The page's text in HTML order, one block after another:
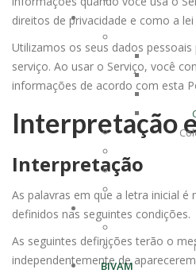
BIVAM
direitos de privacidade e como a
Utilizamos os seus dados
serviço. Ao usar o Serviço, você
informações de acordo com esta
Interpretação
Interpretação
As palavras em que a letra inicial é
definidos nas seguintes condições.
As seguintes definições terão o
independentemente de